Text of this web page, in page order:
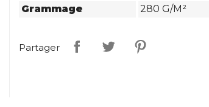
Grammage
280 G/m²
Partager